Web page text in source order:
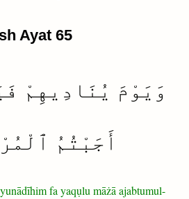
Ayat 65
وَيَوْمَ يُنَادِيهِمْ
أَجَبْتُمُ
fa yaqụlu māżā ajabtumul-